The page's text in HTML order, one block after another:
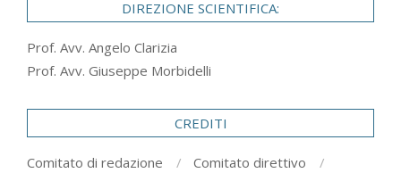
DIREZIONE SCIENTIFICA:
Prof. Avv. Angelo Clarizia
Prof. Avv. Giuseppe Morbidelli
CREDITI
Comitato di redazione
Comitato direttivo